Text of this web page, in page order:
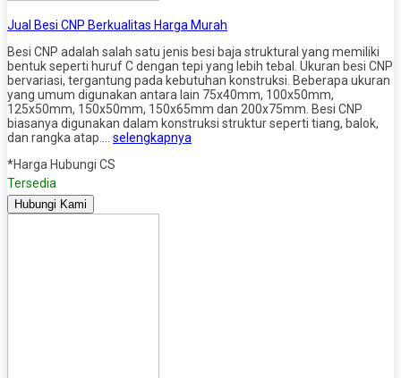
Jual Besi CNP Berkualitas Harga Murah
Besi CNP adalah salah satu jenis besi baja struktural yang memiliki
bentuk seperti huruf C dengan tepi yang lebih tebal. Ukuran besi CNP
bervariasi, tergantung pada kebutuhan konstruksi. Beberapa ukuran
yang umum digunakan antara lain 75x40mm, 100x50mm,
125x50mm, 150x50mm, 150x65mm dan 200x75mm. Besi CNP
biasanya digunakan dalam konstruksi struktur seperti tiang, balok,
dan rangka atap…. selengkapnya
*Harga Hubungi CS
Tersedia
Hubungi Kami